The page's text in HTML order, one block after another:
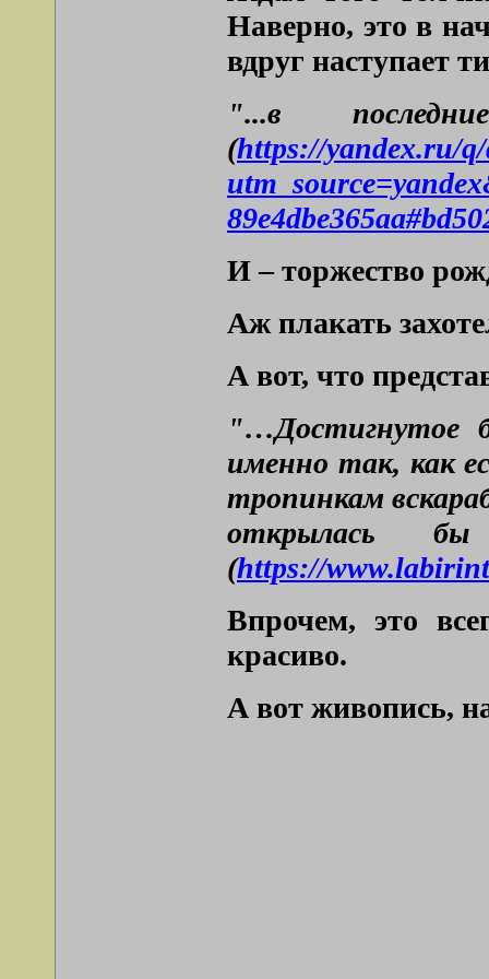
Наверно, это в
вдруг наступает
"...в
(https://yandex.ru/
И – торжество
Аж плакать
А вот, что
"…Достигнутое
именно так, как
тропинкам
открылась
(https://
Впрочем, это
красиво.
А вот живопись,